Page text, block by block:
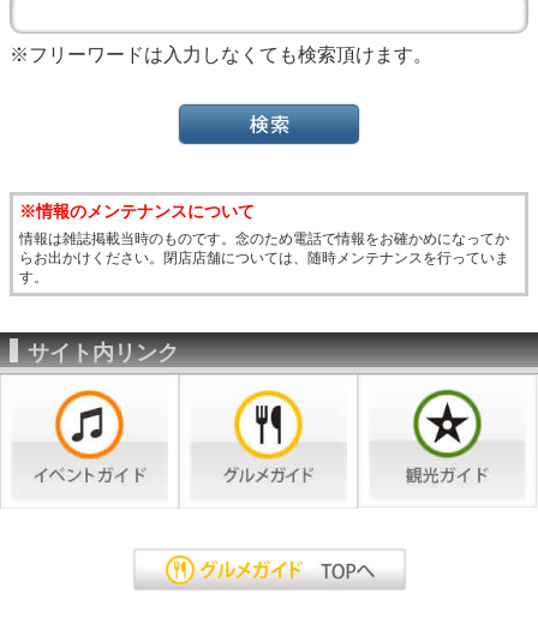
※フリーワードは入力しなくても検索頂けます。
※情報のメンテナンスについて
情報は雑誌掲載当時のものです。念のため電話で情報をお確かめになってか
らお出かけください。閉店店舗については、随時メンテナンスを行っていま
す。
サイト内リンク